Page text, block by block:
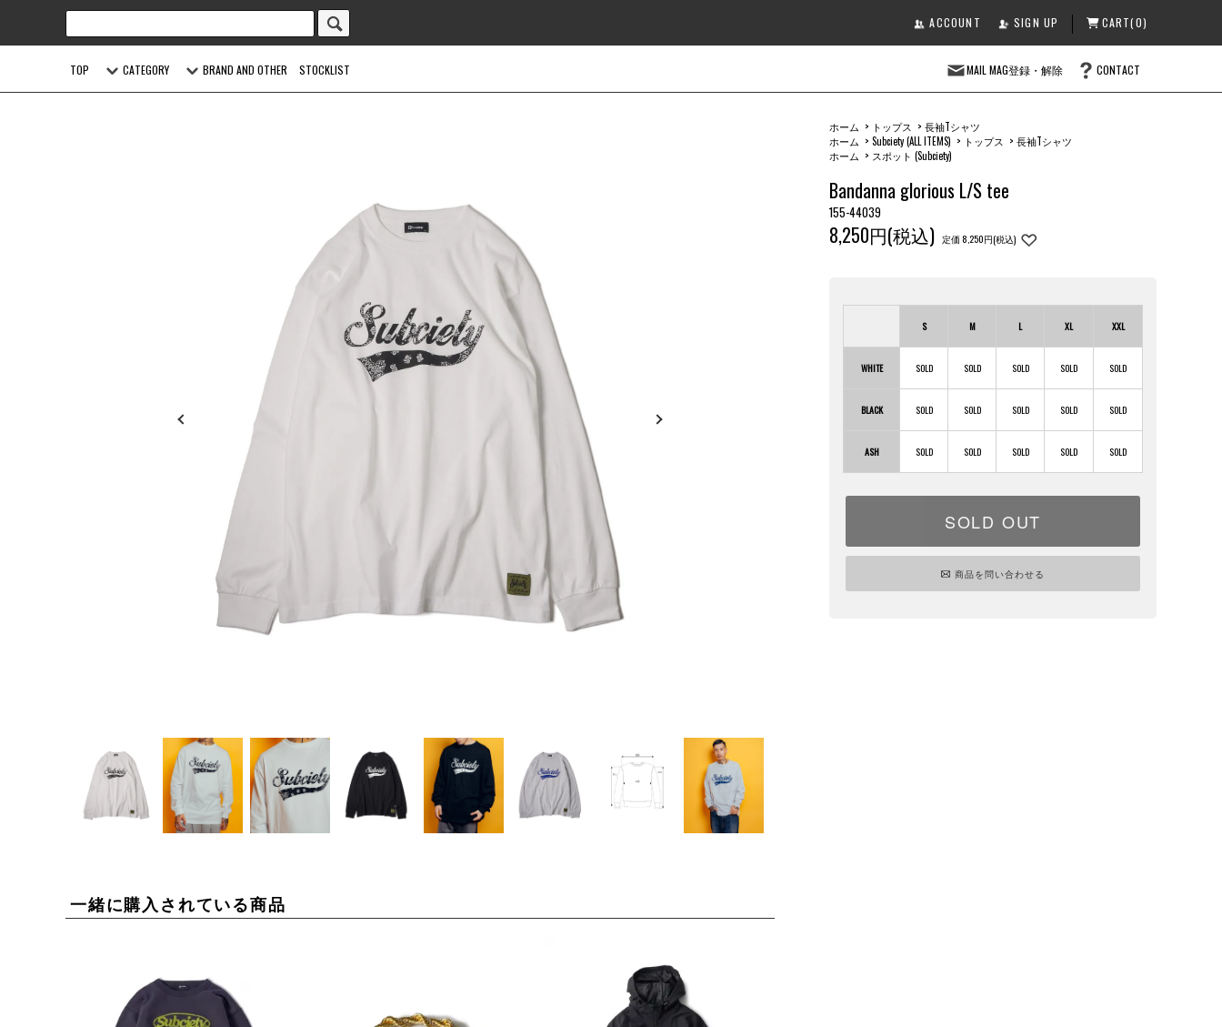
ACCOUNT SIGN UP CART(0)
TOP CATEGORY BRAND AND OTHER STOCKLIST MAIL MAG登録・解除 CONTACT
一緒に購入されている商品
ホーム > トップス > 長袖Tシャツ
ホーム > Subciety (ALL ITEMS) > トップス > 長袖Tシャツ
ホーム > スポット (Subciety)
Bandanna glorious L/S tee
155-44039
8,250円(税込) 定価 8,250円(税込)
S M L XL XXL
WHITE
BLACK
ASH
SOLD OUT
商品を問い合わせる